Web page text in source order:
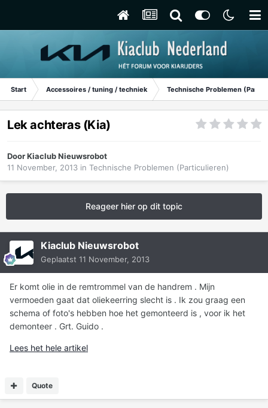
Start Accessoires / tuning / techniek Technische Problemen
Lek achteras (Kia)
DoorKiaclub Nieuwsrobot
11 November, 2013 in Technische Problemen (Particulieren)
Reageer hier op dit topic
Kiaclub Nieuwsrobot
Geplaatst 11 November, 2013
Er komt olie in de remtrommel van de handrem . Mijn
vermoeden gaat dat oliekeerring slecht is . Ik zou graag een
schema of foto's hebben hoe het gemonteerd is , voor ik het
demonteer . Grt. Guido .
Lees het hele artikel
Quote